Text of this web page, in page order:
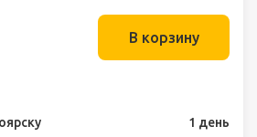
В корзину
1 день